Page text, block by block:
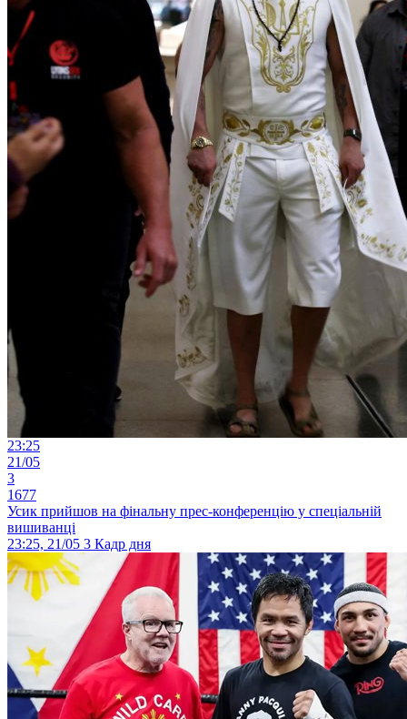
23:25
21/05
3
1677
Усик прийшов на фінальну прес-конференцію у спеціальній
вишиванці
23:25, 21/05 3 Кадр дня